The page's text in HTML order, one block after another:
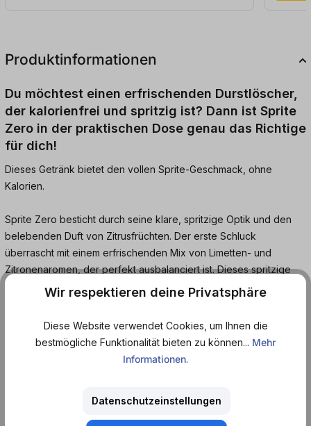
Produktinformationen
Du möchtest einen erfrischenden Durstlöscher,
der kalorienfrei und spritzig ist? Dann ist Sprite
Zero in der praktischen Dose genau das Richtige
für dich!
Dieses Getränk bietet den vollen Sprite-Geschmack, ohne
Kalorien.
Sprite Zero besticht durch seine klare, spritzige Optik und den
belebenden Duft von Zitrusfrüchten. Der erste Schluck
überrascht mit einem erfrischenden Mix von Limetten- und
Zitronenaromen, der perfekt ausbalanciert ist. Dieses spritzige
Getränk erfrischt ohne Kalorien und Zucker.
Die praktische Dose ermöglicht es dir, Sprite Zero überall zu
genießen. Ob beim Picknick, im Büro oder unterwegs - die Dose
ist handlich und immer bereit für deine Erfrischung.
erlebe den vollen Geschmack von Sprite Zero in der Dose.
Genieße die erfrischende Leichtigkeit ohne Kalorien und sei
Wir respektieren deine Privatsphäre
Diese Website verwendet Cookies, um Ihnen die
bestmögliche Funktionalität bieten zu können... Mehr
Informationen.
Datenschutzeinstellungen